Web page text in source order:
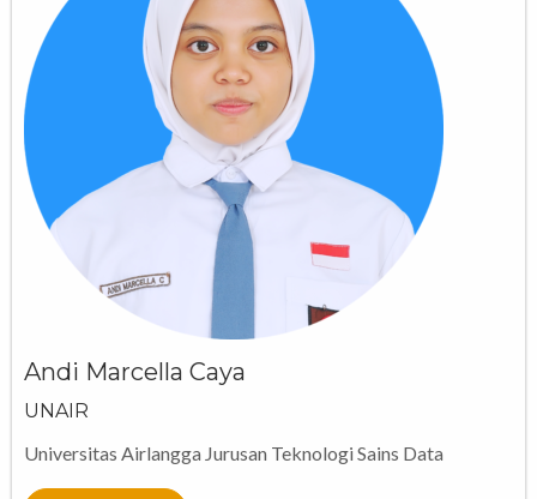
Andi Marcella Caya
UNAIR
Universitas Airlangga Jurusan Teknologi Sains Data